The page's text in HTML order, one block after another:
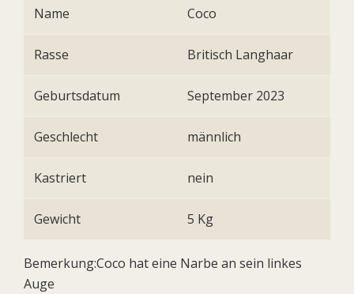
Name Coco
Rasse Britisch Langhaar
Geburtsdatum September 2023
Geschlecht männlich
Kastriert nein
Gewicht 5 Kg
Bemerkung:Coco hat eine Narbe an sein linkes
Auge